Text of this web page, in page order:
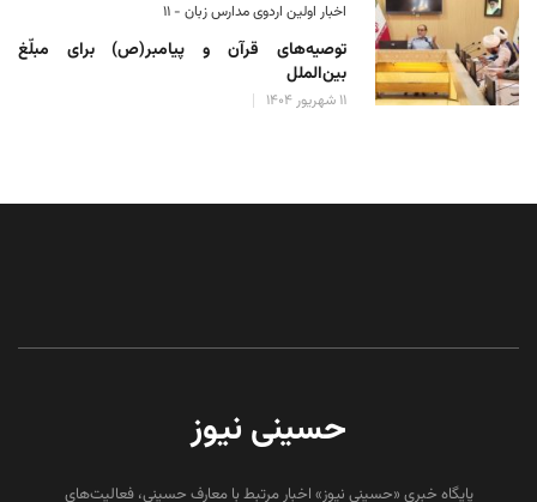
اخبار اولین اردوی مدارس زبان - ۱۱
توصیه‌های قرآن و پیامبر(ص) برای مبلّغ
بین‌الملل
۱۱ شهریور ۱۴۰۴
حسینی نیوز
پایگاه خبری «حسینی نیوز» اخبار مرتبط با معارف حسینی، فعالیت‌های